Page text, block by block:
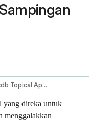
Anacaulase Bcdb Topical Application Route
yang direka untuk
menggalakkan